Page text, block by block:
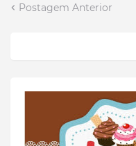
Postagem Anterior